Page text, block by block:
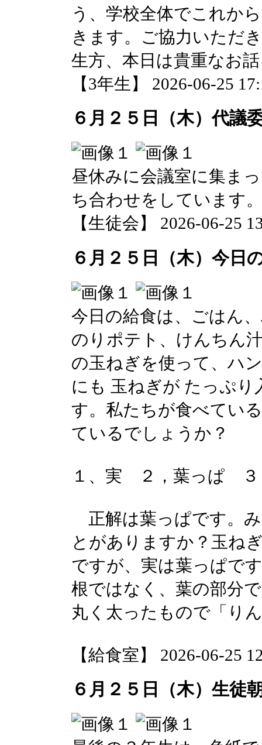
う、学校全体でこれか
きます。ご協力いただ
生方、本日は貴重なお
【3年生】 2026-06-25
６月２５日（木）代議
昼休みに会議室に集ま
ち合わせをしています
【生徒会】 2026-06-25
６月２５日（木）今日
今日の給食は、ごはん
のりポテト、けんちん
の玉ねぎを使って、ハ
にも 玉ねぎが たっぷ
す。私たちが食べてい
ているでしょうか？
１、実 ２，葉っぱ ３
正解は葉っぱです。
とがありますか？玉ね
ですが、実は葉っぱで
根ではなく、葉の部分
丸く太ったもので「り
【給食室】 2026-06-25
６月２５日（木）生徒